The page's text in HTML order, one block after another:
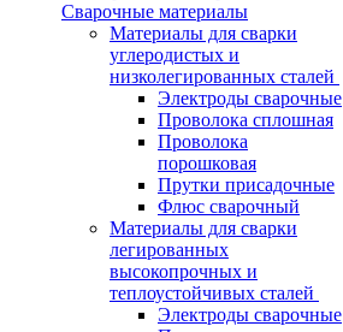
Сварочные материалы
Материалы для сварки
углеродистых и
низколегированных сталей
Электроды сварочные
Проволока сплошная
Проволока
порошковая
Прутки присадочные
Флюс сварочный
Материалы для сварки
легированных
высокопрочных и
теплоустойчивых сталей
Электроды сварочные